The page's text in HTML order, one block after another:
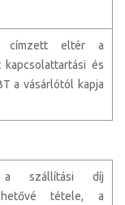
címzett eltér a
és
a vásárlótól kapja
szállítási díj
tétele, a